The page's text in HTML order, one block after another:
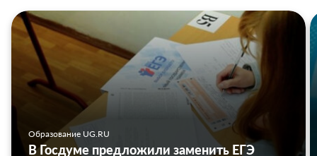
Образование UG.RU
В Госдуме предложили заменить ЕГЭ